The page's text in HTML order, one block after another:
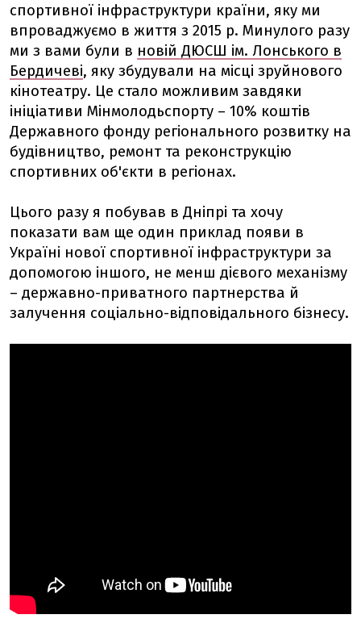
спортивної інфраструктури країни, яку ми
впроваджуємо в життя з 2015 р. Минулого разу
ми з вами були в новій ДЮСШ ім. Лонського в
Бердичеві, яку збудували на місці зруйнового
кінотеатру. Це стало можливим завдяки
ініціативи Мінмолодьспорту – 10% коштів
Державного фонду регіонального розвитку на
будівництво, ремонт та реконструкцію
спортивних об'єкти в регіонах.
Цього разу я побував в Дніпрі та хочу
показати вам ще один приклад появи в
Україні нової спортивної інфраструктури за
допомогою іншого, не менш дієвого механізму
– державно-приватного партнерства й
залучення соціально-відповідального бізнесу.